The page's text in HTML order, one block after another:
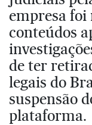
empresa
conteúdos
de ter
legais do
suspensão
plataforma.